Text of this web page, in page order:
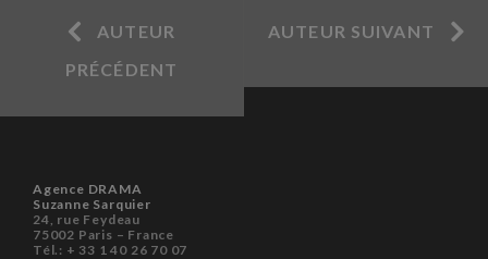
AUTEUR
PRÉCÉDENT
AUTEUR SUIVANT
Agence DRAMA
Suzanne Sarquier
24, rue Feydeau
75002 Paris – France
Tél.: + 33 1 40 26 70 07